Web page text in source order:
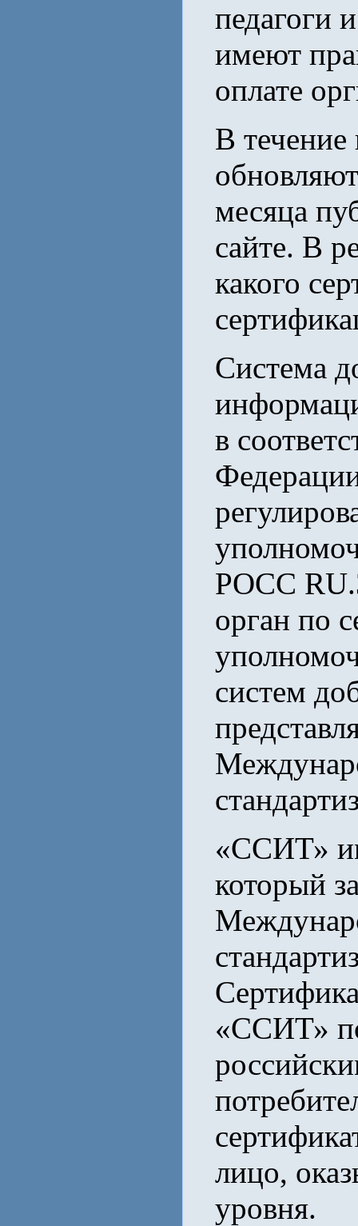
педагоги
имеют
оплате
В течение
месяца
сайте. В
какого
Система
в
РОСС
орган по
систем
«ССИТ»
который
«ССИТ»
лицо,
уровня.